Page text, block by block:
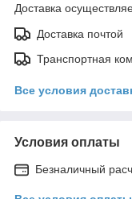
Доставка
Доставка почтой
Транспортная
Все условия
Условия оплаты
Безналичный